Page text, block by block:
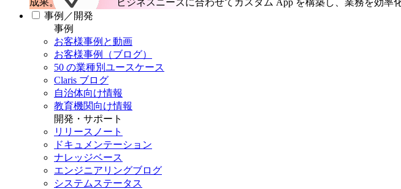
成果。 ビジネスニーズに合わせてカスタム App を構築し、業務を効率
事例／開発
事例
お客様事例と動画
お客様事例（ブログ）
50 の業種別ユースケース
Claris ブログ
自治体向け情報
教育機関向け情報
開発・サポート
リリースノート
ドキュメンテーション
ナレッジベース
エンジニアリングブログ
システムステータス